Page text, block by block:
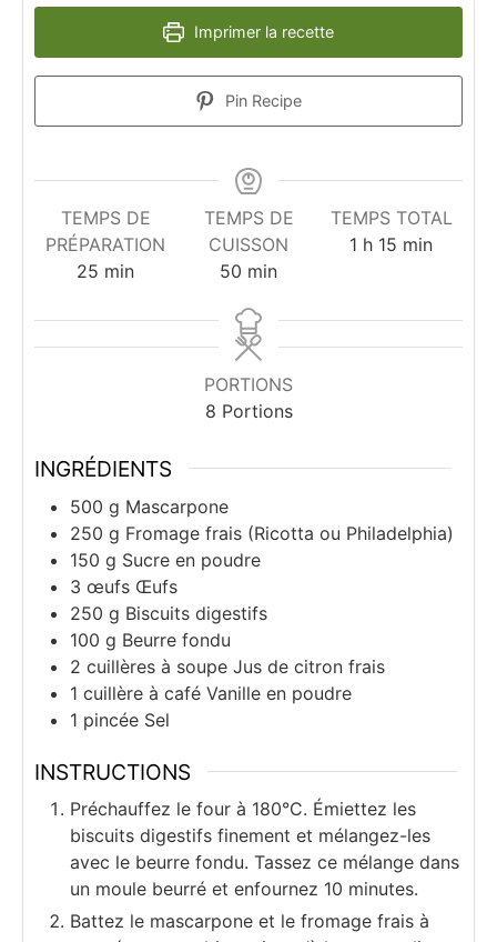
Imprimer la recette
Pin Recipe
TEMPS DE
PRÉPARATION
25 minutes
min
TEMPS DE
CUISSON
50 minutes
min
TEMPS TOTAL
1 heure
h 15 minutes
min
PORTIONS
8 Portions
INGRÉDIENTS
500 g Mascarpone
250 g Fromage frais (Ricotta ou Philadelphia)
150 g Sucre en poudre
3 œufs Œufs
250 g Biscuits digestifs
100 g Beurre fondu
2 cuillères à soupe Jus de citron frais
1 cuillère à café Vanille en poudre
1 pincée Sel
INSTRUCTIONS
Préchauffez le four à 180°C. Émiettez les
biscuits digestifs finement et mélangez-les
avec le beurre fondu. Tassez ce mélange dans
un moule beurré et enfournez 10 minutes.
Battez le mascarpone et le fromage frais à